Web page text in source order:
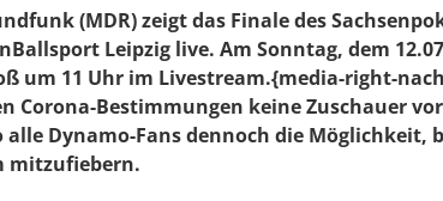
(MDR) zeigt das Finale des
Leipzig live. Am Sonntag, dem
um 11 Uhr im Livestream.{media-right-
Corona-Bestimmungen keine Zuschauer
Dynamo-Fans dennoch die Möglichkeit,
mitzufiebern.